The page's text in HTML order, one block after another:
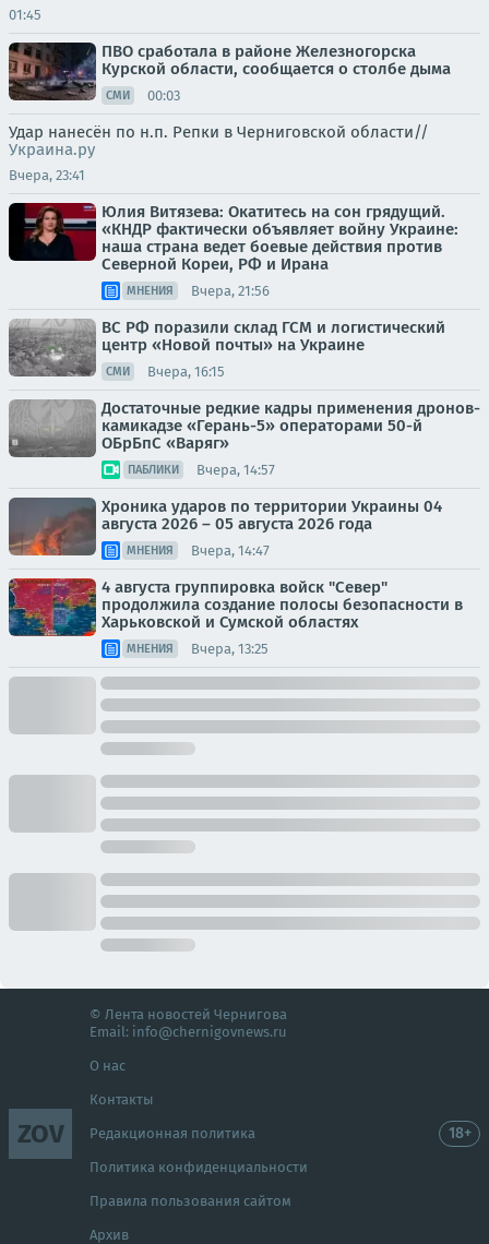
01:45
ПВО сработала в районе Железногорска
Курской области, сообщается о столбе дыма
СМИ 00:03
Удар нанесён по н.п. Репки в Черниговской области//
Украина.ру
Вчера, 23:41
Юлия Витязева: Окатитесь на сон грядущий.
«КНДР фактически объявляет войну Украине:
наша страна ведет боевые действия против
Северной Кореи, РФ и Ирана
МНЕНИЯ Вчера, 21:56
ВС РФ поразили склад ГСМ и логистический
центр «Новой почты» на Украине
СМИ Вчера, 16:15
Достаточные редкие кадры применения дронов-
камикадзе «Герань-5» операторами 50-й
ОБрБпС «Варяг»
ПАБЛИКИ Вчера, 14:57
Хроника ударов по территории Украины 04
августа 2026 – 05 августа 2026 года
МНЕНИЯ Вчера, 14:47
4 августа группировка войск "Север"
продолжила создание полосы безопасности в
Харьковской и Сумской областях
МНЕНИЯ Вчера, 13:25
ZOV
© Лента новостей Чернигова
Email: info@chernigovnews.ru
О нас
Контакты
Редакционная политика
Политика конфиденциальности
Правила пользования сайтом
Архив
18+